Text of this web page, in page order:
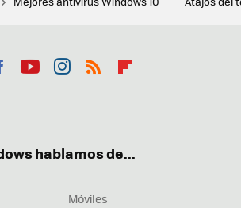
hablamos de...
Móviles